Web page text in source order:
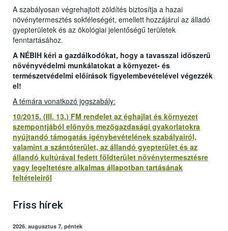
A szabályosan végrehajtott zöldítés biztosítja a hazai
növénytermesztés sokféleségét, emellett hozzájárul az álladó
gyepterületek és az ökológiai jelentőségű területek
fenntartásához.
A NÉBIH kéri a gazdálkodókat, hogy a tavasszal időszerű
növényvédelmi munkálatokat a környezet- és
természetvédelmi előírások figyelembevételével végezzék
el!
A témára vonatkozó jogszabály:
10/2015. (III. 13.) FM rendelet az éghajlat és környezet
szempontjából előnyös mezőgazdasági gyakorlatokra
nyújtandó támogatás igénybevételének szabályairól,
valamint a szántóterület, az állandó gyepterület és az
állandó kultúrával fedett földterület növénytermesztésre
vagy legeltetésre alkalmas állapotban tartásának
feltételeiről
Friss hírek
2026. augusztus 7, péntek